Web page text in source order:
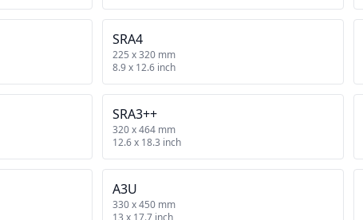
SRA4
225 x 320 mm
8.9 x 12.6 inch
SRA3++
320 x 464 mm
12.6 x 18.3 inch
A3U
330 x 450 mm
13 x 17.7 inch